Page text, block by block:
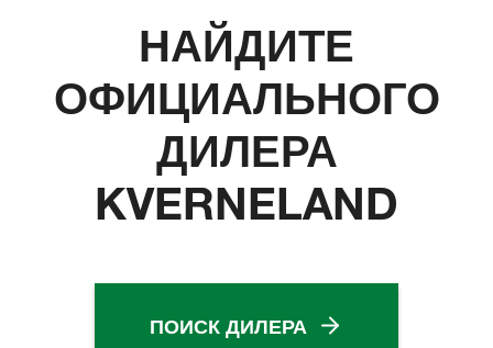
НАЙДИТЕ
ОФИЦИАЛЬНОГО
ДИЛЕРА
KVERNELAND
ПОИСК ДИЛЕРА